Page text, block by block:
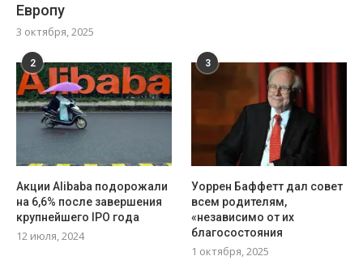
Европу
3 октября, 2025
2
Акции Alibaba подорожали
на 6,6% после завершения
крупнейшего IPO года
12 июля, 2024
3
Уоррен Баффетт дал совет
всем родителям,
«независимо от их
благосостояния
1 октября, 2025